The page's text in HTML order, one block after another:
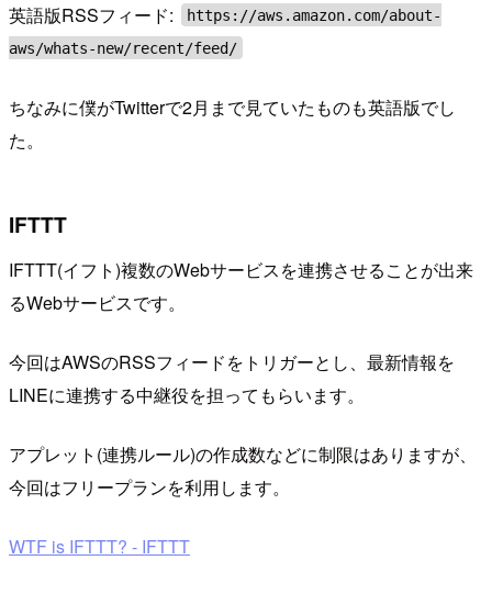
英語版RSSフィード:
https://aws.amazon.com/about-
aws/whats-new/recent/feed/
ちなみに僕がTwitterで2月まで見ていたものも英語版でし
た。
IFTTT
IFTTT(イフト)複数のWebサービスを連携させることが出来
るWebサービスです。
今回はAWSのRSSフィードをトリガーとし、最新情報を
LINEに連携する中継役を担ってもらいます。
アプレット(連携ルール)の作成数などに制限はありますが、
今回はフリープランを利用します。
WTF is IFTTT? - IFTTT